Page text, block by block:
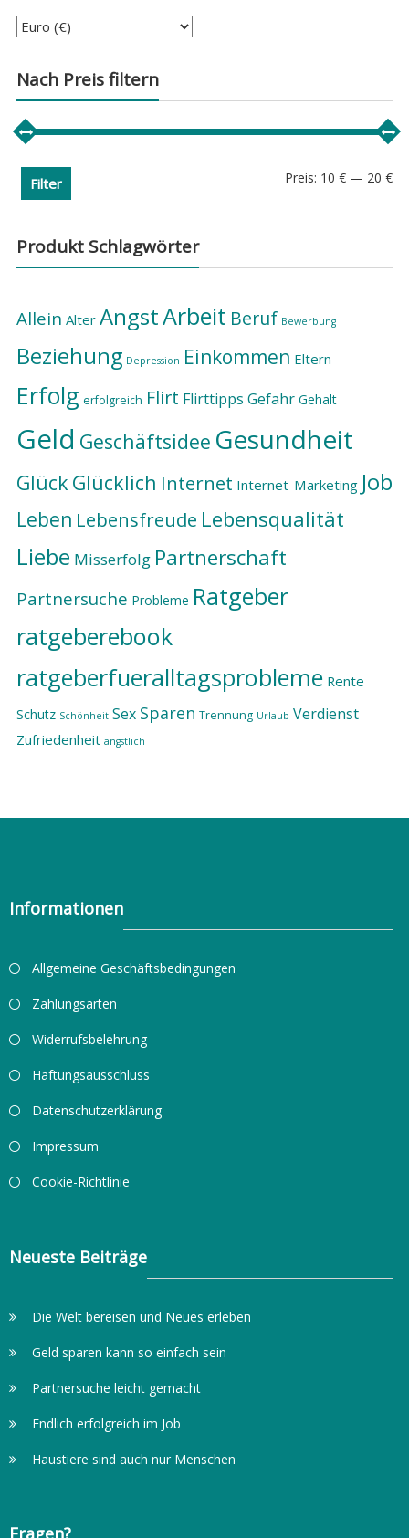
Nach Preis filtern
Filter Preis: 10 € — 20 €
Produkt Schlagwörter
Allein Alter AngstArbeit Beruf Bewerbung
Beziehung Depression Einkommen Eltern
Erfolg erfolgreich Flirt Flirttipps Gefahr Gehalt
Geld Geschäftsidee Gesundheit
Glück Glücklich Internet Internet-Marketing Job
Leben Lebensfreude Lebensqualität
Liebe Misserfolg Partnerschaft
Partnersuche Probleme Ratgeber
ratgeberebook
ratgeberfueralltagsprobleme Rente
Schutz Schönheit Sex Sparen Trennung Urlaub Verdienst
Zufriedenheit ängstlich
Informationen
Allgemeine Geschäftsbedingungen
Zahlungsarten
Widerrufsbelehrung
Haftungsausschluss
Datenschutzerklärung
Impressum
Cookie-Richtlinie
Neueste Beiträge
Die Welt bereisen und Neues erleben
Geld sparen kann so einfach sein
Partnersuche leicht gemacht
Endlich erfolgreich im Job
Haustiere sind auch nur Menschen